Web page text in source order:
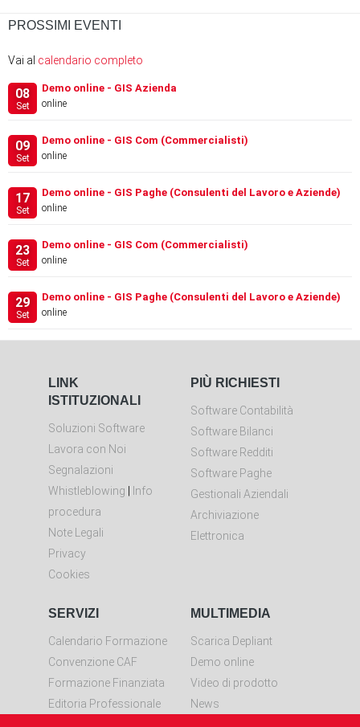
PROSSIMI EVENTI
Vai al calendario completo
08
Set
Demo online - GIS Azienda
online
09
Set
Demo online - GIS Com (Commercialisti)
online
17
Set
Demo online - GIS Paghe (Consulenti del Lavoro e Aziende)
online
23
Set
Demo online - GIS Com (Commercialisti)
online
29
Set
Demo online - GIS Paghe (Consulenti del Lavoro e Aziende)
online
LINK
ISTITUZIONALI
Soluzioni Software
Lavora con Noi
Segnalazioni
Whistleblowing
Info
procedura
Note Legali
Privacy
Cookies
PIÙ RICHIESTI
Software Contabilità
Software Bilanci
Software Redditi
Software Paghe
Gestionali Aziendali
Archiviazione
Elettronica
SERVIZI
Calendario Formazione
Convenzione CAF
Formazione Finanziata
Editoria Professionale
MULTIMEDIA
Scarica Depliant
Demo online
Video di prodotto
News